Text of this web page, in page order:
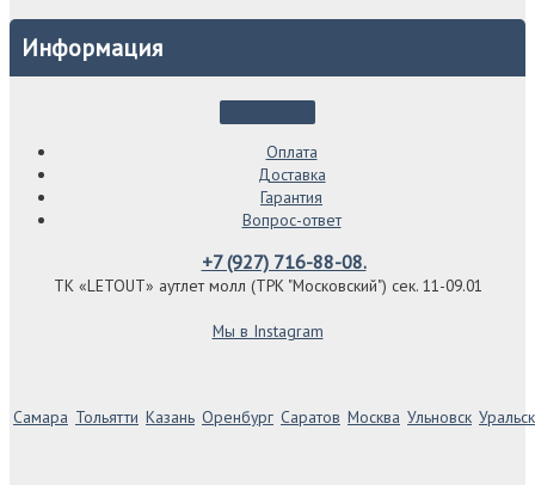
Информация
Оплата
Доставка
Гарантия
Вопрос-ответ
+7 (927) 716-88-08.
ТК «LETOUT» аутлет молл (ТРК "Московский") сек. 11-09.01
Мы в Instagram
Самара Тольятти Казань Оренбург Саратов Москва Ульновск Уральск